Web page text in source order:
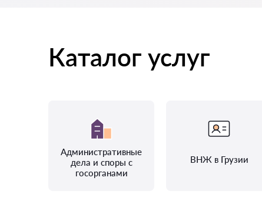
Каталог услуг
Административные
дела и споры с
госорганами
ВНЖ в Грузии